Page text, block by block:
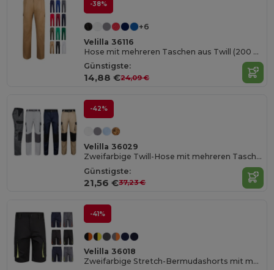
-38%
+6
Velilla 36116
Hose mit mehreren Taschen aus Twill (200 g/m²), aus Baumwolle (35 %) und Polyester (65 %)
Günstigste:
14,88 €24,09 €
-42%
Velilla 36029
Zweifarbige Twill-Hose mit mehreren Taschen (240 g/m²), aus Baumwolle (35%) und Polyester (65%)
Günstigste:
21,56 €37,23 €
-41%
Velilla 36018
Zweifarbige Stretch-Bermudashorts mit mehreren Taschen (240 g/m²) aus Baumwolle (46 %), EME (38 %) und Polyester (16 %)